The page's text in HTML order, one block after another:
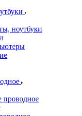
ноутбуки
проводное